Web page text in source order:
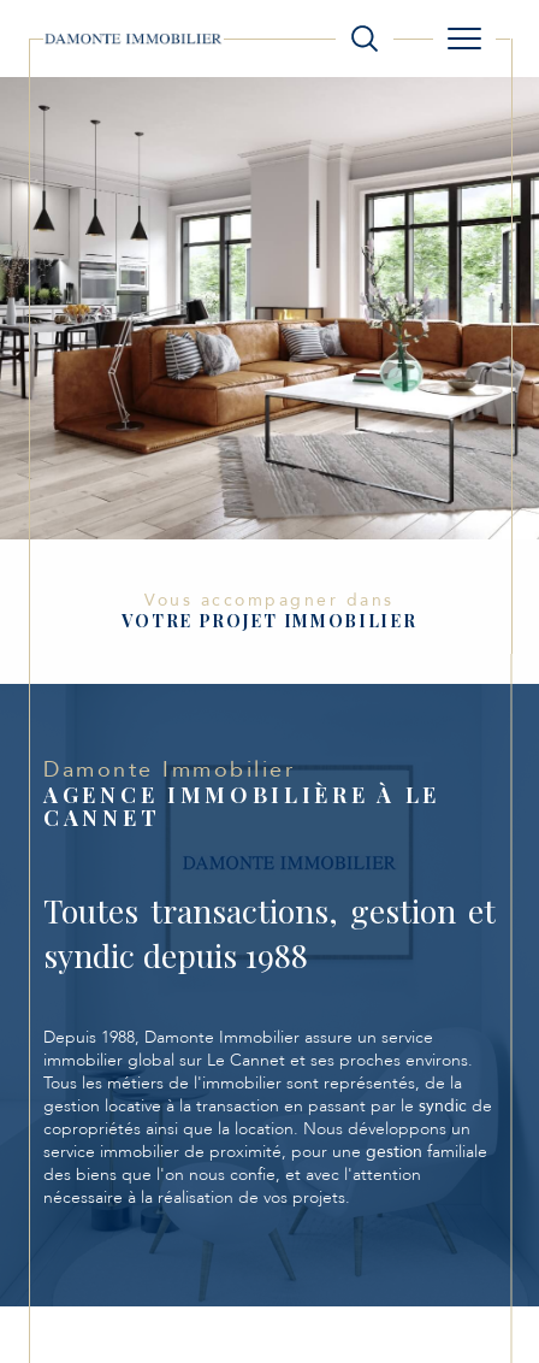
Vous accompagner dans
VOTRE PROJET IMMOBILIER
Damonte Immobilier
AGENCE IMMOBILIÈRE À LE
CANNET
Toutes transactions, gestion et
syndic depuis 1988
Depuis 1988, Damonte Immobilier assure un service
immobilier global sur Le Cannet et ses proches environs.
Tous les métiers de l'immobilier sont représentés, de la
gestion locative à la transaction en passant par le syndic de
copropriétés ainsi que la location. Nous développons un
service immobilier de proximité, pour une gestion familiale
des biens que l'on nous confie, et avec l'attention
nécessaire à la réalisation de vos projets.
De nombreux propriétaires bailleurs nous font confiance,
pour certains depuis 25 ans pour la gestion de leurs
sur Valbonne et proximité.